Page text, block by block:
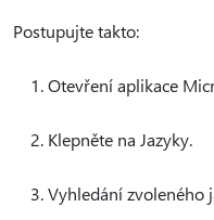
Postupujte takto:
Otevření aplikace
Klepněte na Jazyky.
Vyhledání zvoleného